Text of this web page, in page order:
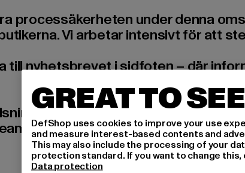
processäkerheten under denna
Vi arbetar intensivt för att
till nyhetsbrevet i sidfoten – där
GREAT TO
DefShop uses cookies to improve your use
and measure interest-based contents and
This may also include the processing of your
protection standard. If you want to change
Data protection